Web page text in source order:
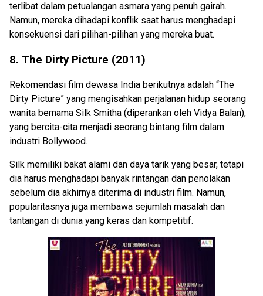
terlibat dalam petualangan asmara yang penuh gairah.
Namun, mereka dihadapi konflik saat harus menghadapi
konsekuensi dari pilihan-pilihan yang mereka buat.
8. The Dirty Picture (2011)
Rekomendasi film dewasa India berikutnya adalah “The
Dirty Picture” yang mengisahkan perjalanan hidup seorang
wanita bernama Silk Smitha (diperankan oleh Vidya Balan),
yang bercita-cita menjadi seorang bintang film dalam
industri Bollywood.
Silk memiliki bakat alami dan daya tarik yang besar, tetapi
dia harus menghadapi banyak rintangan dan penolakan
sebelum dia akhirnya diterima di industri film. Namun,
popularitasnya juga membawa sejumlah masalah dan
tantangan di dunia yang keras dan kompetitif.